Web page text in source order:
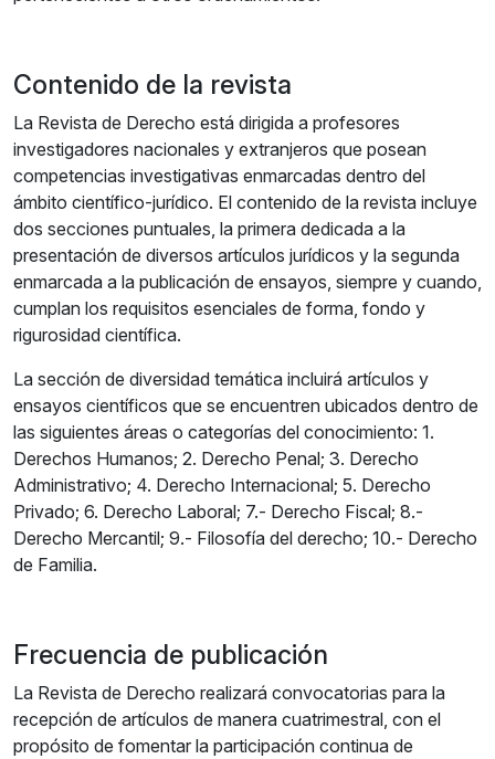
Contenido de la revista
La Revista de Derecho está dirigida a profesores
investigadores nacionales y extranjeros que posean
competencias investigativas enmarcadas dentro del
ámbito científico-jurídico. El contenido de la revista incluye
dos secciones puntuales, la primera dedicada a la
presentación de diversos artículos jurídicos y la segunda
enmarcada a la publicación de ensayos, siempre y cuando,
cumplan los requisitos esenciales de forma, fondo y
rigurosidad científica.
La sección de diversidad temática incluirá artículos y
ensayos científicos que se encuentren ubicados dentro de
las siguientes áreas o categorías del conocimiento: 1.
Derechos Humanos; 2. Derecho Penal; 3. Derecho
Administrativo; 4. Derecho Internacional; 5. Derecho
Privado; 6. Derecho Laboral; 7.- Derecho Fiscal; 8.-
Derecho Mercantil; 9.- Filosofía del derecho; 10.- Derecho
de Familia.
Frecuencia de publicación
La Revista de Derecho realizará convocatorias para la
recepción de artículos de manera cuatrimestral, con el
propósito de fomentar la participación continua de